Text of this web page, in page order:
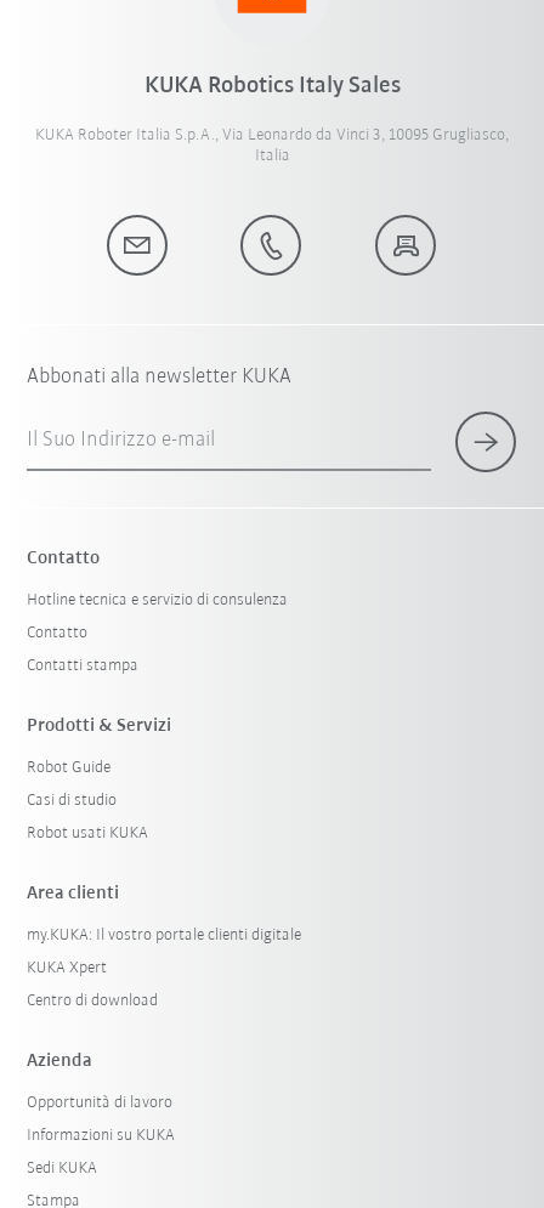
KUKA Robotics Italy Sales
KUKA Roboter Italia S.p.A., Via Leonardo da Vinci 3, 10095 Grugliasco,
Italia
Abbonati alla newsletter KUKA
Il Suo Indirizzo e-mail
Contatto
Hotline tecnica e servizio di consulenza
Contatto
Contatti stampa
Prodotti & Servizi
Robot Guide
Casi di studio
Robot usati KUKA
Area clienti
my.KUKA: Il vostro portale clienti digitale
KUKA Xpert
Centro di download
Azienda
Opportunità di lavoro
Informazioni su KUKA
Sedi KUKA
Stampa